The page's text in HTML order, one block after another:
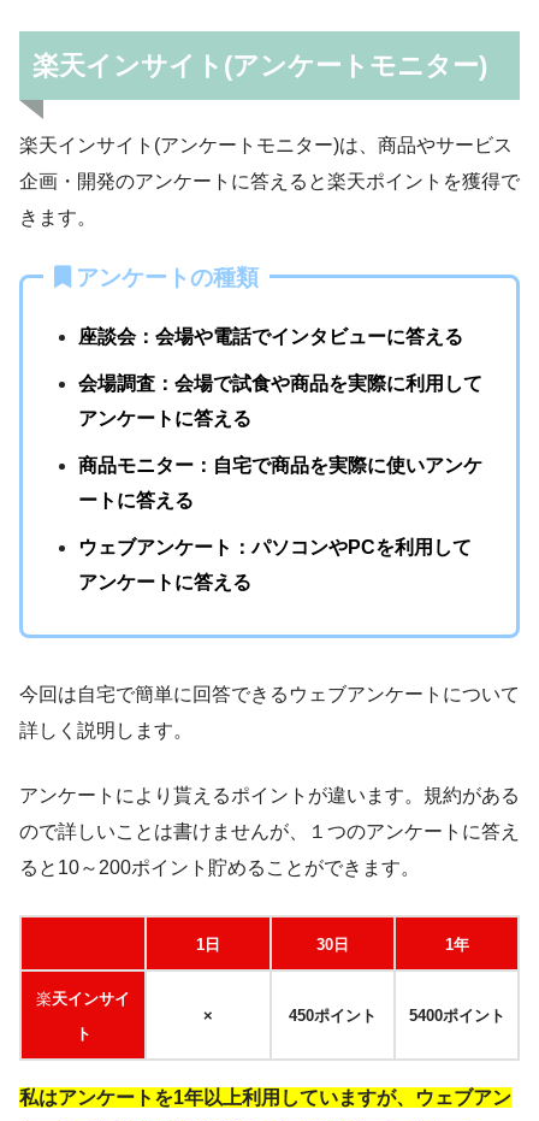
楽天インサイト(アンケートモニター)
楽天インサイト(アンケートモニター)は、商品やサービス
企画・開発のアンケートに答えると楽天ポイントを獲得で
きます。
アンケートの種類
座談会：会場や電話でインタビューに答える
会場調査：会場で試食や商品を実際に利用して
アンケートに答える
商品モニター：自宅で商品を実際に使いアンケ
ートに答える
ウェブアンケート：パソコンやPCを利用して
アンケートに答える
今回は自宅で簡単に回答できるウェブアンケートについて
詳しく説明します。
アンケートにより貰えるポイントが違います。規約がある
ので詳しいことは書けませんが、１つのアンケートに答え
ると10～200ポイント貯めることができます。
1日 30日 1年
楽天インサイ
ト
× 450ポイント 5400ポイント
私はアンケートを1年以上利用していますが、ウェブアン